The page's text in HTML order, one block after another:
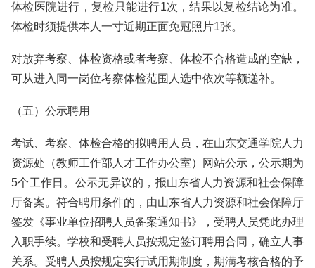
体检医院进行，复检只能进行1次，结果以复检结论为准。
体检时须提供本人一寸近期正面免冠照片1张。
对放弃考察、体检资格或者考察、体检不合格造成的空缺，
可从进入同一岗位考察体检范围人选中依次等额递补。
（五）公示聘用
考试、考察、体检合格的拟聘用人员，在山东交通学院人力
资源处（教师工作部人才工作办公室）网站公示，公示期为
5个工作日。公示无异议的，报山东省人力资源和社会保障
厅备案。符合聘用条件的，由山东省人力资源和社会保障厅
签发《事业单位招聘人员备案通知书》，受聘人员凭此办理
入职手续。学校和受聘人员按规定签订聘用合同，确立人事
关系。受聘人员按规定实行试用期制度，期满考核合格的予